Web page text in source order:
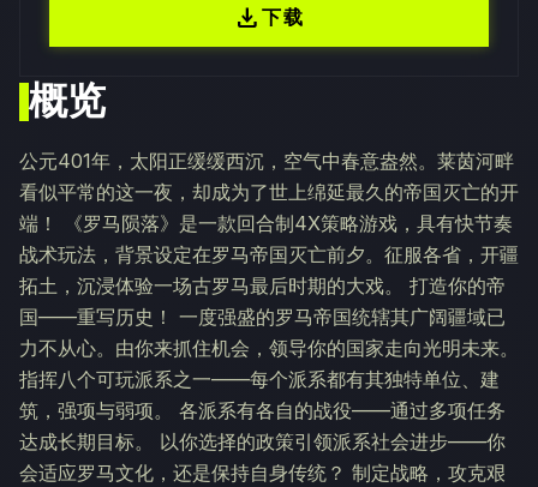
概览
公元401年，太阳正缓缓西沉，空气中春意盎然。莱茵河畔
看似平常的这一夜，却成为了世上绵延最久的帝国灭亡的开
端！ 《罗马陨落》是一款回合制4X策略游戏，具有快节奏
战术玩法，背景设定在罗马帝国灭亡前夕。征服各省，开疆
拓土，沉浸体验一场古罗马最后时期的大戏。 打造你的帝
国——重写历史！ 一度强盛的罗马帝国统辖其广阔疆域已
力不从心。由你来抓住机会，领导你的国家走向光明未来。
指挥八个可玩派系之一——每个派系都有其独特单位、建
筑，强项与弱项。 各派系有各自的战役——通过多项任务
达成长期目标。 以你选择的政策引领派系社会进步——你
会适应罗马文化，还是保持自身传统？ 制定战略，攻克艰
download下载